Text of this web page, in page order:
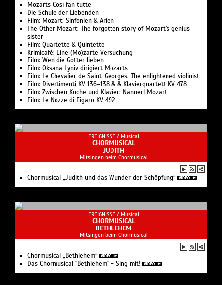
Mozarts Così fan tutte
Die Schule der Liebenden
Film: Mozart: Sinfonien & Arien
The Other Mozart: The forgotten story of Mozart's genius
sister
Film: Quartette & Quintette
Krimicafé: Eine (Mo)zarte Versuchung
Film: Wen die Götter lieben
Film: Oksana Lyniv dirigiert Mozarts
Film: Le Chevalier de Saint-Georges. The enlightened violinist
Film: Divertimenti KV 136–138 & & Klavierquartett KV 478
Film: Zwischen Küche und Klavier: Nannerl Mozart
Film: Le Nozze di Figaro KV 492
EREIGNISSE / Musical
CHORMUSICAL
JUDITH
Mitsingen beim Chormusical
Chormusical „Judith und das Wunder der Schöpfung“
EREIGNISSE / Musical
CHORMUSICAL
BETHLEHEM
Mitsingen beim Chormusical
Chormusical „Bethlehem“
Das Chormusical "Bethlehem" - Sing mit!